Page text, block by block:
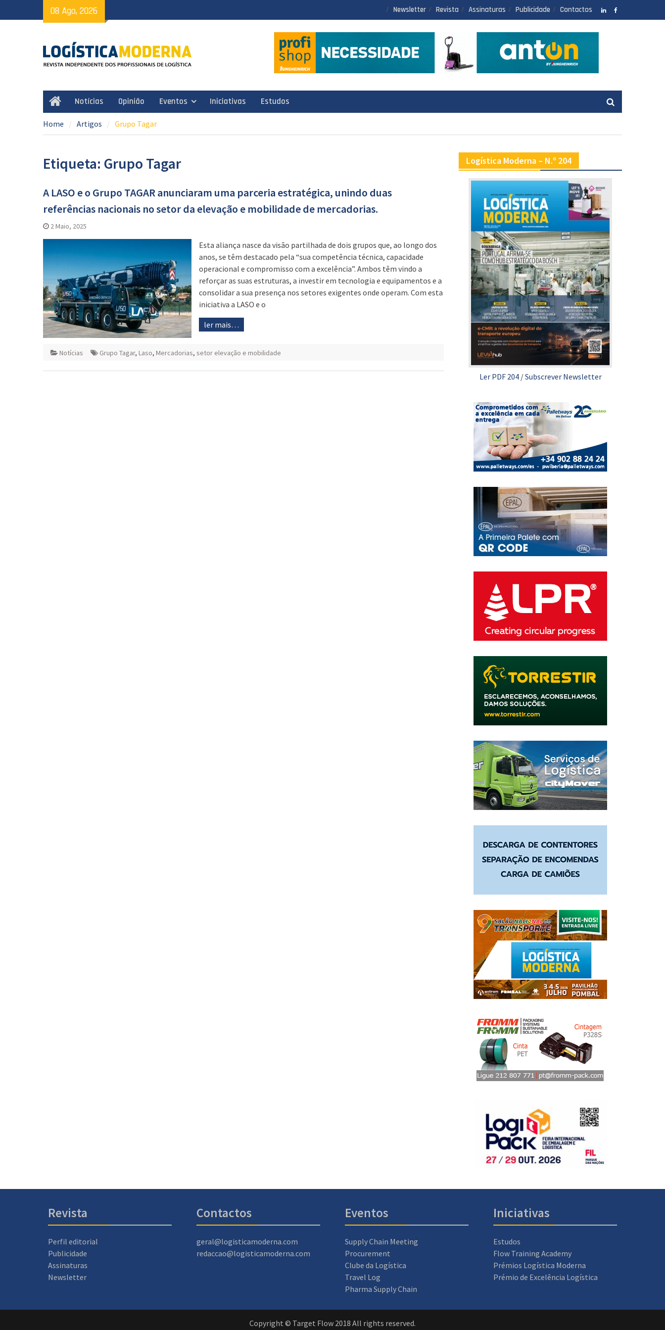
to
08 Ago, 2026 Newsletter Revista Assinaturas Publicidade Contactos
HomeNotícias Opinião Eventos Iniciativas Estudos
Home Artigos Grupo Tagar
Etiqueta: Grupo Tagar
A LASO e o Grupo TAGAR anunciaram uma parceria estratégica, unindo duas
referências nacionais no setor da elevação e mobilidade de mercadorias.
2 Maio, 2025
Esta aliança nasce da visão partilhada de dois grupos que, ao longo dos
anos, se têm destacado pela “sua competência técnica, capacidade
operacional e compromisso com a excelência”. Ambos têm vindo a
reforçar as suas estruturas, a investir em tecnologia e equipamentos e a
consolidar a sua presença nos setores exigentes onde operam. Com esta
iniciativa a LASO e o
ler mais…
Notícias Grupo Tagar, Laso, Mercadorias, setor elevação e mobilidade
Logística Moderna – N.º 204
Ler PDF 204/Subscrever Newsletter
Revista
Perfil editorial
Publicidade
Assinaturas
Newsletter
Contactos
geral@logisticamoderna.com
redaccao@logisticamoderna.com
Eventos
Supply Chain Meeting
Procurement
Clube da Logística
Travel Log
Pharma Supply Chain
Iniciativas
Estudos
Flow Training Academy
Prémios Logística Moderna
Prémio de Excelência Logística
Copyright © Target Flow 2018 All rights reserved.